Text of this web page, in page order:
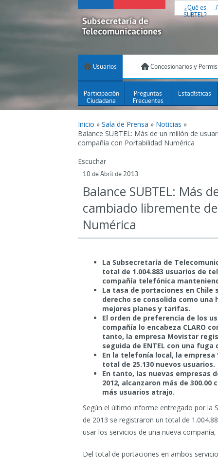
¿Qué es
SUBTEL?
Usuarios Concesionarios y
Participación
Ciudadana
Preguntas
Frecuentes
Estadísticas
Inicio » Sala de Prensa » Noticias »
Balance SUBTEL: Más de un millón de
compañía con Portabilidad Numérica
Escuchar
10 de Abril de 2013
Balance SUBTEL: Más
cambiado libremente
Numérica
La Subsecretaría de
total de 1.004.883 usuarios de
compañía telefónica
La tasa de portaciones en Chile
derecho se consolida como
mejores planes y tarifas.
El orden de preferencia de los
compañía lo encabeza CLARO
tanto, la empresa Movistar
seguida de ENTEL con una fuga
En la telefonía local, la
total de 25.130 nuevos usuarios.
En tanto, las nuevas empresas
2012, alcanzaron más de
más usuarios atrajo.
Según el último informe entregado por la
de 2013 se registraron un total de
usar los servicios de una nueva
Del total de portaciones en ambos